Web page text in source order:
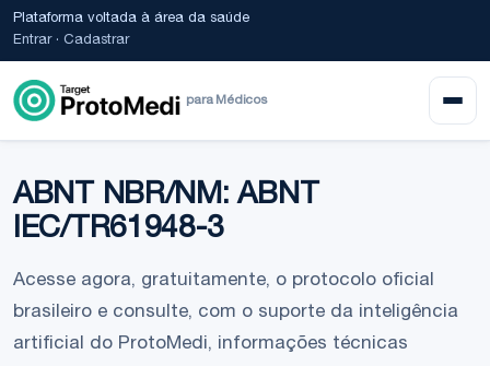
Plataforma voltada à área da saúde
Entrar· Cadastrar
para Médicos
ABNT NBR/NM: ABNT
IEC/TR61948-3
Acesse agora, gratuitamente, o protocolo oficial
brasileiro e consulte, com o suporte da inteligência
artificial do ProtoMedi, informações técnicas